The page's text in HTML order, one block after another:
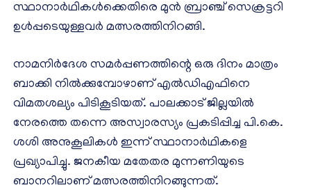
സ്ഥാനാർഥികൾക്കെതിരെ മുൻ ബ്രാഞ്ച് സെക്രട്ടറി
ഉൾപ്പടെയുള്ളവർ മത്സരത്തിനിറങ്ങി.
നാമനിർദേശ സമർപ്പണത്തിന്റെ ഒരു ദിനം മാത്രം
ബാക്കി നിൽക്കുമ്പോഴാണ് എൽഡിഎഫിനെ
വിമതശല്യം പിടികൂടിയത്. പാലക്കാട് ജില്ലയിൽ
നേരത്തെ തന്നെ അസ്വാരസ്യം പ്രകടിപ്പിച്ച പി.കെ.
ശശി അനുകൂലികൾ ഇന്ന് സ്ഥാനാർഥികളെ
പ്രഖ്യാപിച്ചു. ജനകീയ മതേതര മുന്നണിയുടെ
ബാനറിലാണ് മത്സരത്തിനിറങ്ങുന്നത്.